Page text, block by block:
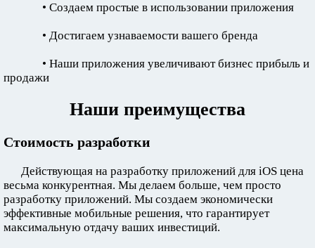
• Создаем простые в использовании приложения
• Достигаем узнаваемости вашего бренда
• Наши приложения увеличивают бизнес прибыль и
продажи
Наши преимущества
Стоимость разработки
Действующая на разработку приложений для iOS цена
весьма конкурентная. Мы делаем больше, чем просто
разработку приложений. Мы создаем экономически
эффективные мобильные решения, что гарантирует
максимальную отдачу ваших инвестиций.